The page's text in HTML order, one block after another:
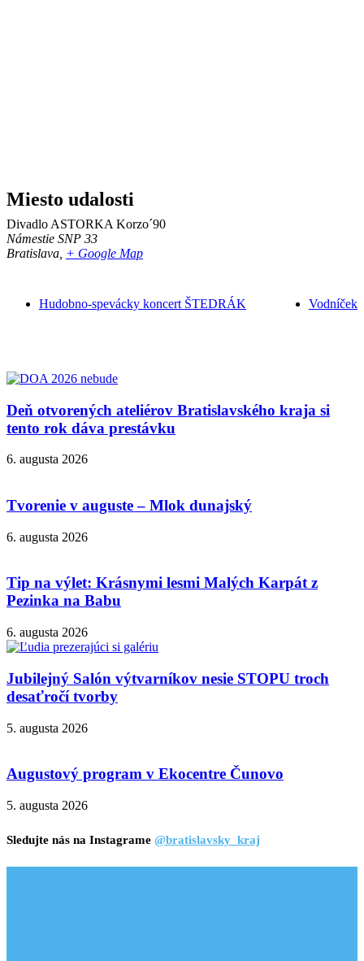
Miesto udalosti
Divadlo ASTORKA Korzo´90
Námestie SNP 33
Bratislava + Google Map
Hudobno-spevácky koncert ŠTEDRÁK Vodníček
Deň otvorených ateliérov Bratislavského kraja si
tento rok dáva prestávku
6. augusta 2026
Tvorenie v auguste – Mlok dunajský
6. augusta 2026
Tip na výlet: Krásnymi lesmi Malých Karpát z
Pezinka na Babu
6. augusta 2026
Jubilejný Salón výtvarníkov nesie STOPU troch
desaťročí tvorby
5. augusta 2026
Augustový program v Ekocentre Čunovo
5. augusta 2026
Sledujte nás na Instagrame @bratislavsky_kraj